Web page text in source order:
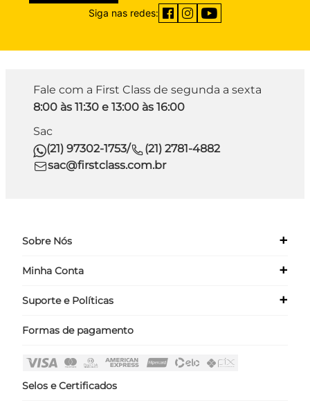
Siga nas redes:
Fale com a First Class de segunda a sexta
8:00 às 11:30 e 13:00 às 16:00
Sac
(21) 97302-1753/
(21) 2781-4882
sac@firstclass.com.br
Sobre Nós +
Quem Somos
Minha Conta +
Meus Dados
Suporte e Políticas +
Políticas
Fale Conosco
Formas de pagamento
Selos e Certificados